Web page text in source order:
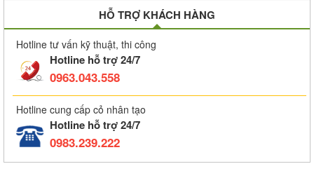
HỖ TRỢ KHÁCH HÀNG
Hotline tư vấn kỹ thuật, thi công
Hotline hỗ trợ 24/7
0963.043.558
Hotline cung cấp cỏ nhân tạo
Hotline hỗ trợ 24/7
0983.239.222